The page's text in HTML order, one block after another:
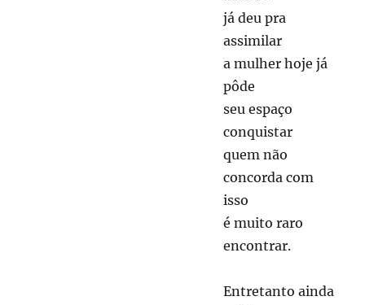
já deu pra
assimilar
a mulher hoje já
pôde
seu espaço
conquistar
quem não
concorda com
isso
é muito raro
encontrar.
Entretanto ainda